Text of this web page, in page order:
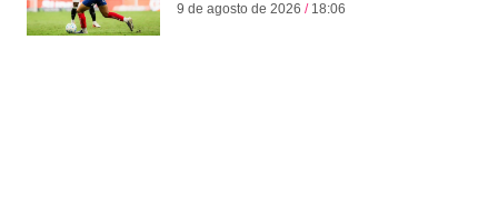
9 de agosto de 2026 18:06